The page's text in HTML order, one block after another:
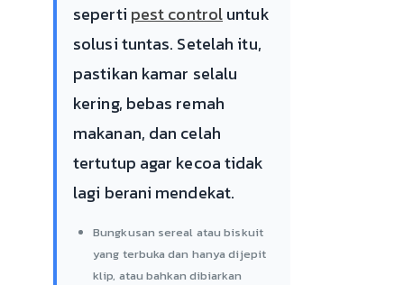
seperti pest controluntuk
solusi tuntas. Setelah itu,
pastikan kamar selalu
kering, bebas remah
makanan, dan celah
tertutup agar kecoa tidak
lagi berani mendekat.
Bungkusan sereal atau biskuit
yang terbuka dan hanya dijepit
klip, atau bahkan dibiarkan